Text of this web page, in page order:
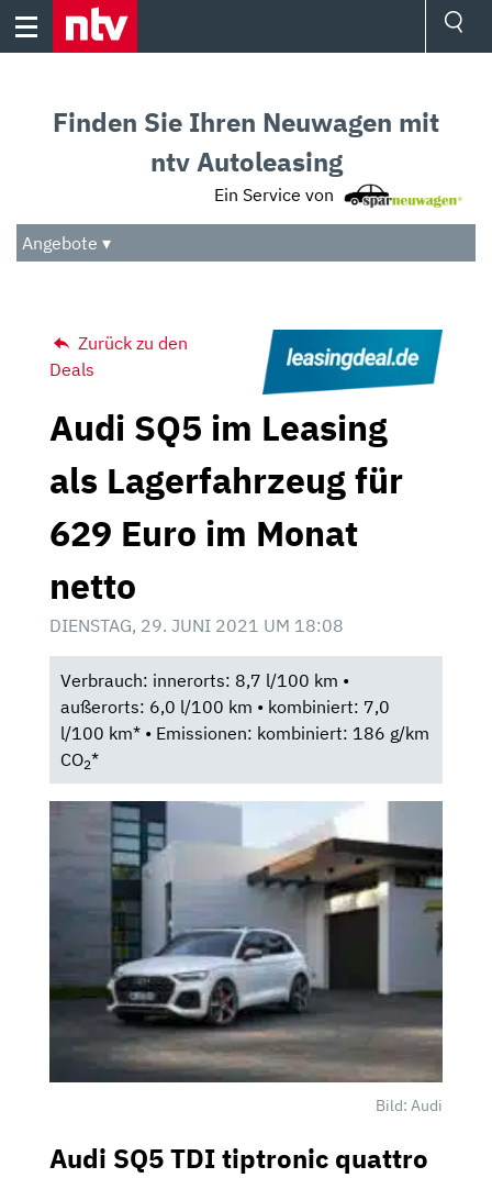
Skip
Audio
Das Beste
Finden Sie Ihren Neuwagen mit
ntv Autoleasing
Ein Service von
Angebote ▾
Zurück zu den
Deals
Audi SQ5 im Leasing
als Lagerfahrzeug für
629 Euro im Monat
netto
DIENSTAG, 29. JUNI 2021 UM 18:08
Verbrauch: innerorts: 8,7 l/100 km •
außerorts: 6,0 l/100 km • kombiniert: 7,0
l/100 km* • Emissionen: kombiniert: 186 g/km
CO2*
Bild: Audi
Audi SQ5 TDI tiptronic quattro